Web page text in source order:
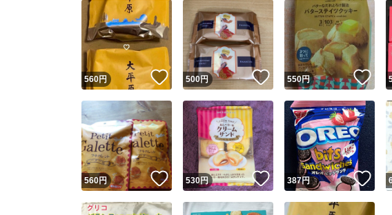
Yahoo!フリマが定めた一定
560円 いいね！
500円 いいね！
550円 い
560円 いいね！
530円 いいね！
387円 い